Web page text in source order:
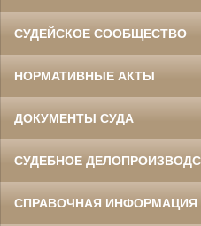
СУДЕЙСКОЕ СООБЩЕСТВО
НОРМАТИВНЫЕ АКТЫ
ДОКУМЕНТЫ СУДА
СУДЕБНОЕ
СПРАВОЧНАЯ ИНФОРМАЦИЯ